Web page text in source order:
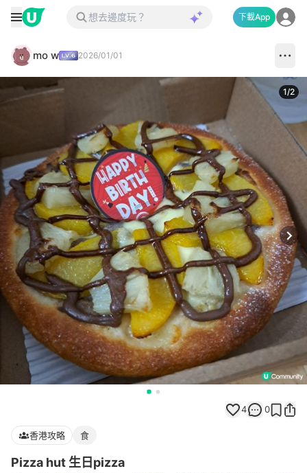
下載App
mo w 2026/01/01
1/2
4 0
香港攻略 食
Pizza hut 生日pizza